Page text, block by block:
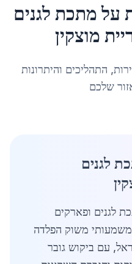
עלמתכת לגנים
מוצקין
התהליכים והיתרונות
שלכם
לגנים
2026. מתכת לגנים ופארקים
משמעותי משוק הפלדה
עם ביקוש גובר